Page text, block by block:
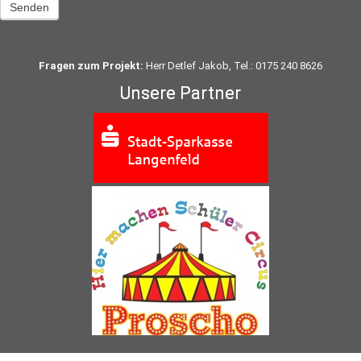
Senden
Fragen zum Projekt: Herr Detlef Jakob, Tel.: 0175 240 8626
Unsere Partner